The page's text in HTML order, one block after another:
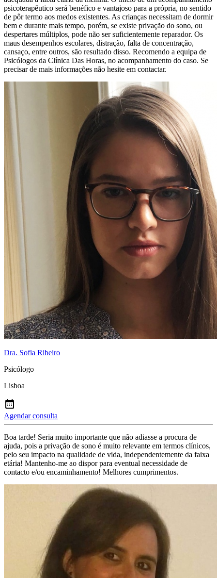
psicoterapêutico será benéfico e vantajoso para a própria, no sentido
de pôr termo aos medos existentes. As crianças necessitam de dormir
bem e durante mais tempo, porém, se existe privação do sono, ou
despertares múltiplos, pode não ser suficientemente reparador. Os
maus desempenhos escolares, distração, falta de concentração,
cansaço, entre outros, são resultado disso. Recomendo a equipa de
Psicólogos da Clínica Das Horas, no acompanhamento do caso. Se
precisar de mais informações não hesite em contactar.
Dra. Sofia Ribeiro
Psicólogo
Lisboa
Agendar consulta
Boa tarde! Seria muito importante que não adiasse a procura de
ajuda, pois a privação de sono é muito relevante em termos clínicos,
pelo seu impacto na qualidade de vida, independentemente da faixa
etária! Mantenho-me ao dispor para eventual necessidade de
contacto e/ou encaminhamento! Melhores cumprimentos.